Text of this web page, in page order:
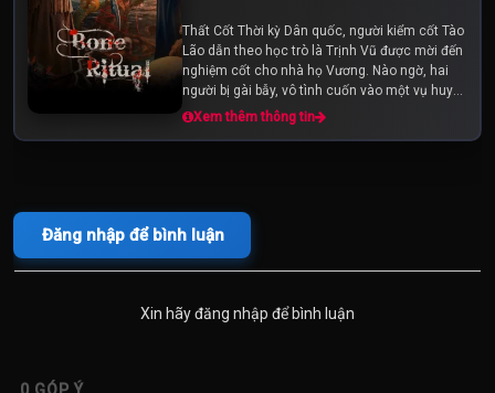
Thất Cốt Thời kỳ Dân quốc, người kiểm cốt Tào
Lão dẫn theo học trò là Trịnh Vũ được mời đến
nghiệm cốt cho nhà họ Vương. Nào ngờ, hai
người bị gài bẫy, vô tình cuốn vào một vụ huyết
án bí ẩn. Để tự cứu lấy mạng sống...
Xem thêm thông tin
Đăng nhập để bình luận
Xin hãy đăng nhập để bình luận
0 GÓP Ý